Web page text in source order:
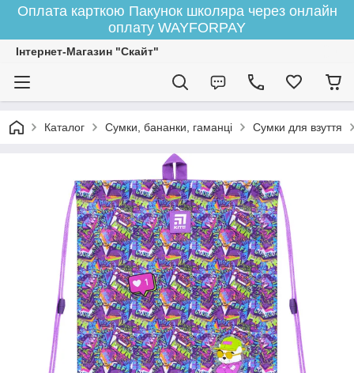
Оплата карткою Пакунок школяра через онлайн
оплату WAYFORPAY
Інтернет-Магазин "Скайт"
Каталог Сумки, бананки, гаманці Сумки для взуття